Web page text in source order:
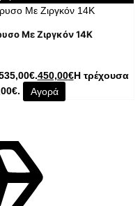
Με Ζιργκόν 14K
450,00€Η τρέχουσα
Αγορά